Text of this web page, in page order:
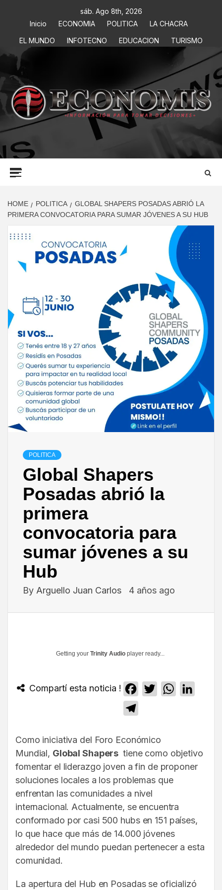
sáb. Ago 8th, 2026
Inicio
ECONOMIA POLITICA
LA CHACRA
EL MUNDO
INFOTECNO EDUCACION TURISMO
ECONOMIS
INFORMACIÓN PARA TOMAR DECISIONES
HOME POLITICA
GLOBAL SHAPERS POSADAS ABRIÓ LA
PRIMERA CONVOCATORIA PARA SUMAR JÓVENES A SU HUB
POLITICA
Global Shapers
Posadas abrió la
primera
convocatoria para
sumar jóvenes a su
Hub
By Arguello Juan Carlos 4 años ago
Getting your Trinity Audio player ready...
Compartí esta noticia ! Facebook
TwitterWhatsApp
Como iniciativa del Foro Económico
Mundial, Global Shapers tiene como objetivo
fomentar el liderazgo joven a fin de proponer
soluciones locales a los problemas que
enfrentan las comunidades a nivel
internacional. Actualmente, se encuentra
conformado por casi 500 hubs en 151 países,
lo que hace que más de 14.000 jóvenes
alrededor del mundo puedan pertenecer a esta
comunidad.
La apertura del Hub en Posadas se oficializó